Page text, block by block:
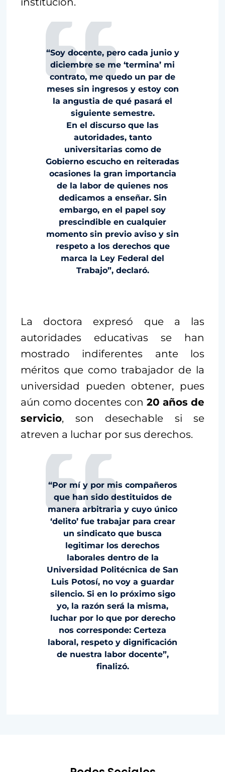
“Soy docente, pero cada junio y
diciembre se me ‘termina’ mi
contrato, me quedo un par de
meses sin ingresos y estoy con
la angustia de qué pasará el
siguiente semestre.
En el discurso que las
autoridades, tanto
universitarias como de
Gobierno escucho en reiteradas
ocasiones la gran importancia
de la labor de quienes nos
dedicamos a enseñar. Sin
embargo, en el papel soy
prescindible en cualquier
momento sin previo aviso y sin
respeto a los derechos que
marca la Ley Federal del
Trabajo”, declaró.
La doctora expresó que a las
autoridades educativas se han
mostrado indiferentes ante los
méritos que como trabajador de la
universidad pueden obtener, pues
aún como docentes con 20 años de
servicio, son desechable si se
atreven a luchar por sus derechos.
“Por mí y por mis compañeros
que han sido destituidos de
manera arbitraria y cuyo único
‘delito’ fue trabajar para crear
un sindicato que busca
legitimar los derechos
laborales dentro de la
Universidad Politécnica de San
Luis Potosí, no voy a guardar
silencio. Si en lo próximo sigo
yo, la razón será la misma,
luchar por lo que por derecho
nos corresponde: Certeza
laboral, respeto y dignificación
de nuestra labor docente”,
finalizó.